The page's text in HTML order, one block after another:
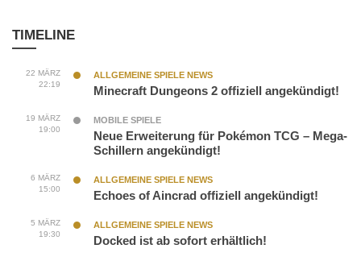
TIMELINE
22 MÄRZ
22:19
ALLGEMEINE SPIELE NEWS
Minecraft Dungeons 2 offiziell angekündigt!
19 MÄRZ
19:00
MOBILE SPIELE
Neue Erweiterung für Pokémon TCG – Mega-
Schillern angekündigt!
6 MÄRZ
15:00
ALLGEMEINE SPIELE NEWS
Echoes of Aincrad offiziell angekündigt!
5 MÄRZ
19:30
ALLGEMEINE SPIELE NEWS
Docked ist ab sofort erhältlich!